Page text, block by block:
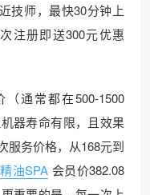
技师，最快30分钟上
注册即送300元优惠
通常都在500-1500
器寿命有限，且效果
服务价格，从168元到
精油SPA 会员价382.08